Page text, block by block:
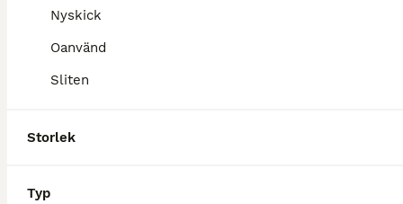
Nyskick
Oanvänd
Sliten
Storlek
Typ
Pris